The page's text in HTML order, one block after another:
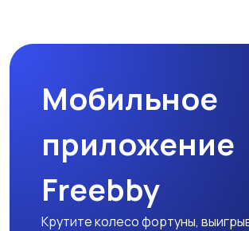
Мобильное
приложение
Freebby
Крутите колесо фортуны,